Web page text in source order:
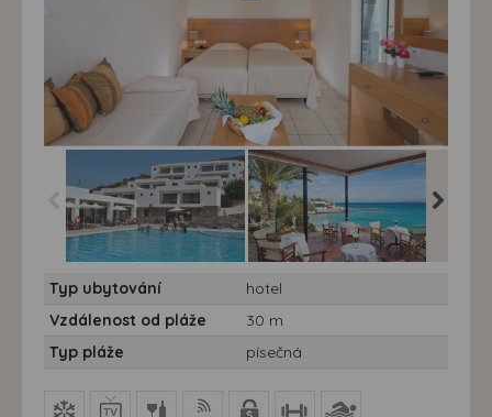
7 nocí - Řecko, Kréta -
Hotel Ariadne Beach
7 nocí - Řecko, Kréta -
Hotel Ariadne Beach
Typ ubytování
hotel
Vzdálenost od pláže
30 m
Typ pláže
písečná